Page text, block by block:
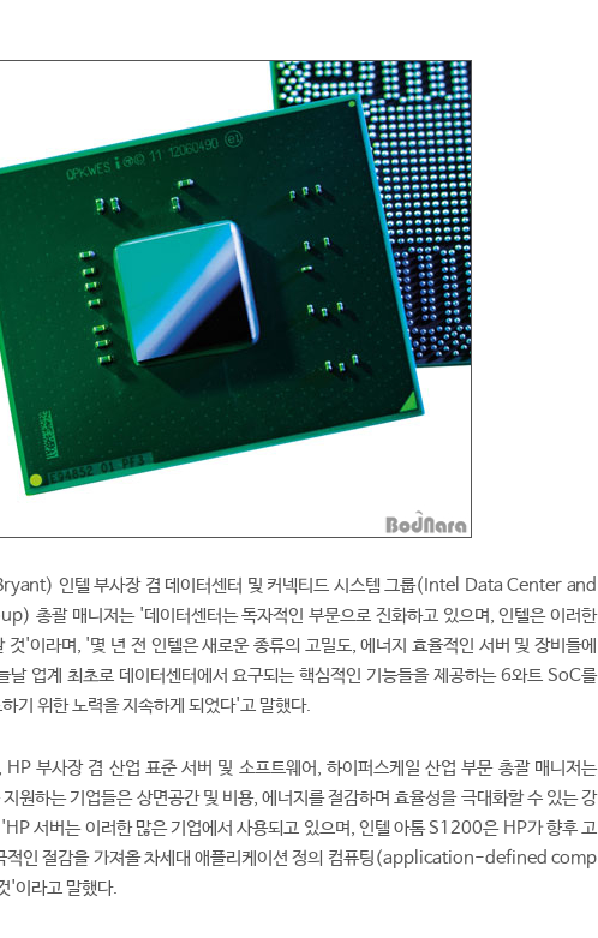
인텔 부사장 겸 데이터센터 및 커넥티드 시스템 그룹(Intel Data Center and
총괄 매니저는 '데이터센터는 독자적인 부문으로 진화하고 있으며, 인텔은 이러한
것'이라며, '몇 년 전 인텔은 새로운 종류의 고밀도, 에너지 효율적인 서버 및 장비들에
날 업계 최초로 데이터센터에서 요구되는 핵심적인 기능들을 제공하는 6와트 SoC를
기 위한 노력을 지속하게 되었다'고 말했다.
부사장 겸 산업 표준 서버 및 소프트웨어, 하이퍼스케일 산업 부문 총괄 매니저는
원하는 기업들은 상면공간 및 비용, 에너지를 절감하며 효율성을 극대화할 수 있는 강
서버는 이러한 많은 기업에서 사용되고 있으며, 인텔 아톰 S1200은 HP가 향후 고
적인 절감을 가져올 차세대 애플리케이션 정의 컴퓨팅(application-defined comp
'이라고 말했다.